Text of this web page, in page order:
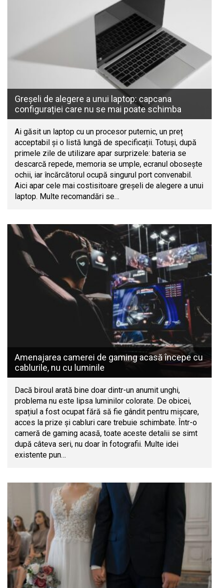
Greșeli de alegere a unui laptop: capcana
configurației care nu se mai poate schimba
Ai găsit un laptop cu un procesor puternic, un preț
acceptabil și o listă lungă de specificații. Totuși, după
primele zile de utilizare apar surprizele: bateria se
descarcă repede, memoria se umple, ecranul obosește
ochii, iar încărcătorul ocupă singurul port convenabil.
Aici apar cele mai costisitoare greșeli de alegere a unui
laptop. Multe recomandări se…
Amenajarea camerei de gaming acasă începe cu
cablurile, nu cu luminile
Dacă biroul arată bine doar dintr-un anumit unghi,
problema nu este lipsa luminilor colorate. De obicei,
spațiul a fost ocupat fără să fie gândit pentru mișcare,
acces la prize și cabluri care trebuie schimbate. Într-o
cameră de gaming acasă, toate aceste detalii se simt
după câteva seri, nu doar în fotografii. Multe idei
existente pun…